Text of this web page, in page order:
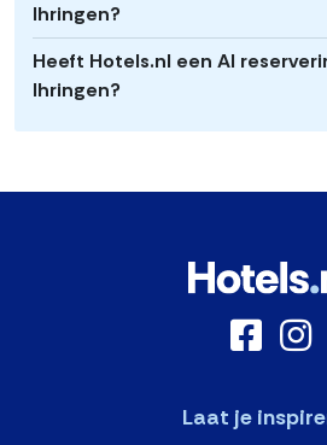
Ihringen?
Heeft Hotels.nl een AI
Ihringen?
Laat je